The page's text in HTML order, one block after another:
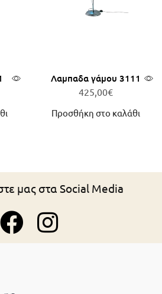
Λαμπαδα γάμου 3111
425,00€
Προσθήκη στο καλάθι
μας στα Social Media